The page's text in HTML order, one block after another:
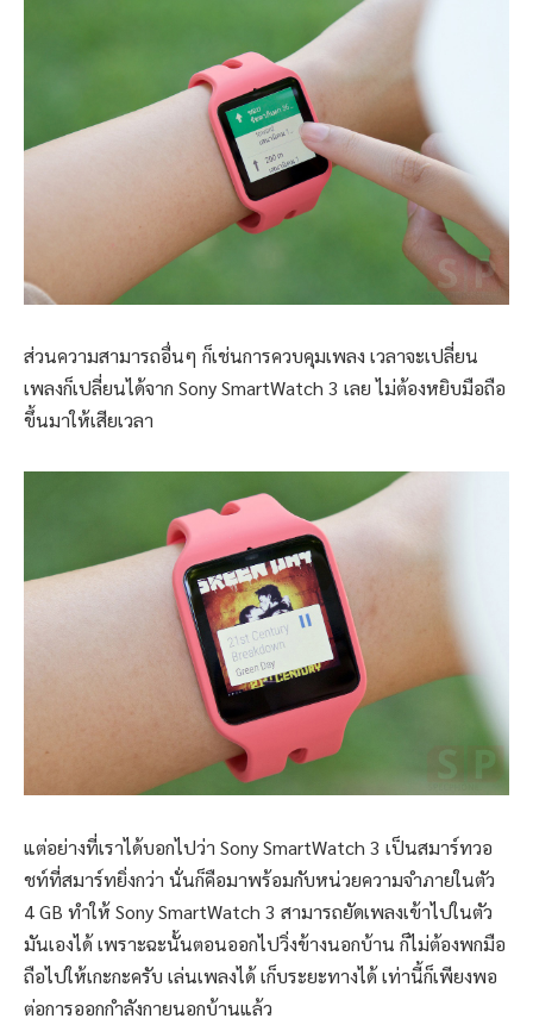
ส่วนความสามารถอื่นๆ ก็เช่นการควบคุมเพลง เวลาจะเปลี่ยน
เพลงก็เปลี่ยนได้จาก Sony SmartWatch 3 เลย ไม่ต้องหยิบมือถือ
ขึ้นมาให้เสียเวลา
แต่อย่างที่เราได้บอกไปว่า Sony SmartWatch 3 เป็นสมาร์ทวอ
ชท์ที่สมาร์ทยิ่งกว่า นั่นก็คือมาพร้อมกับหน่วยความจำภายในตัว
4 GB ทำให้ Sony SmartWatch 3 สามารถยัดเพลงเข้าไปในตัว
มันเองได้ เพราะฉะนั้นตอนออกไปวิ่งข้างนอกบ้าน ก็ไม่ต้องพกมือ
ถือไปให้เกะกะครับ เล่นเพลงได้ เก็บระยะทางได้ เท่านี้ก็เพียงพอ
ต่อการออกกำลังกายนอกบ้านแล้ว